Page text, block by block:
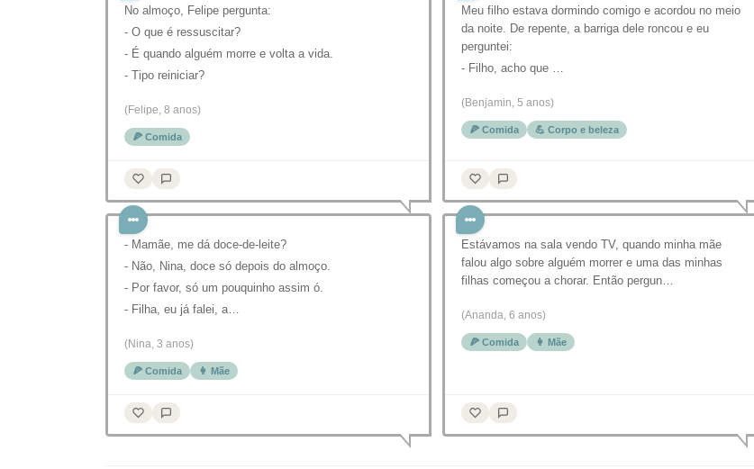
No almoço, Felipe pergunta:
- O que é ressuscitar?
- É quando alguém morre e volta a vida.
- Tipo reiniciar?
(Felipe, 8 anos)
🍕 Comida
Meu filho estava dormindo comigo e acordou no meio
da noite. De repente, a barriga dele roncou e eu
perguntei:
- Filho, acho que …
(Benjamin, 5 anos)
🍕 Comida 💪 Corpo e beleza
- Mamãe, me dá doce-de-leite?
- Não, Nina, doce só depois do almoço.
- Por favor, só um pouquinho assim ó.
- Filha, eu já falei, a…
(Nina, 3 anos)
🍕 Comida 👩 Mãe
Estávamos na sala vendo TV, quando minha mãe
falou algo sobre alguém morrer e uma das minhas
filhas começou a chorar. Então pergun…
(Ananda, 6 anos)
🍕 Comida 👩 Mãe